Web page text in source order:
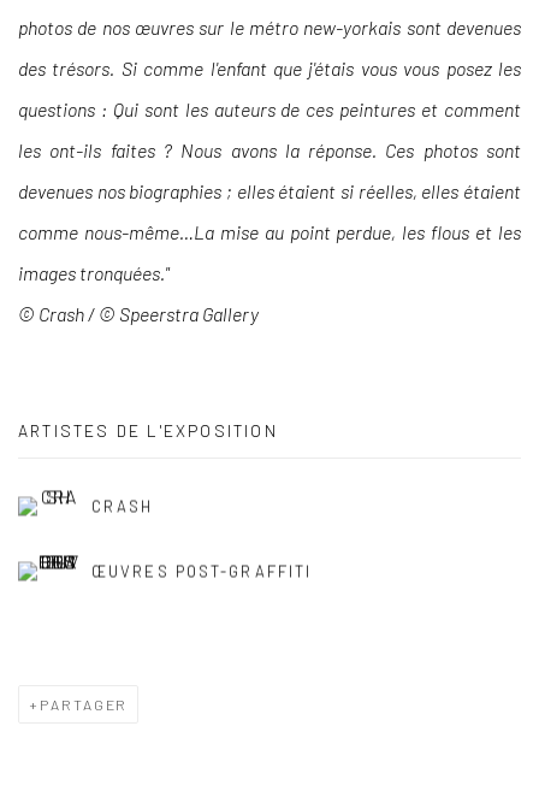
photos de nos œuvres sur le métro new-yorkais sont devenues
des trésors. Si comme l'enfant que j'étais vous vous posez les
questions : Qui sont les auteurs de ces peintures et comment
les ont-ils faites ? Nous avons la réponse. Ces photos sont
devenues nos biographies ; elles étaient si réelles, elles étaient
comme nous-même…La mise au point perdue, les flous et les
images tronquées."
© Crash / © Speerstra Gallery
ARTISTES DE L'EXPOSITION
CRASH
ŒUVRES POST-GRAFFITI
PARTAGER